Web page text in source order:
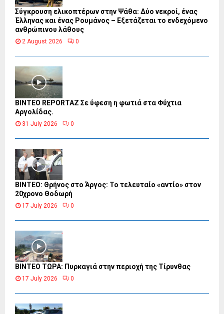
Σύγκρουση ελικοπτέρων στην Ψάθα: Δύο νεκροί, ένας
Έλληνας και ένας Ρουμάνος – Εξετάζεται το ενδεχόμενο
ανθρώπινου λάθους
2 August 2026 0
BINTEO REPORTAZ Σε ύφεση η φωτιά στα Φύχτια
Αργολίδας.
31 July 2026 0
ΒΙΝΤΕΟ: Θρήνος στο Άργος: Το τελευταίο «αντίο» στον
20χρονο Θοδωρή
17 July 2026 0
ΒΙΝΤΕΟ ΤΩΡΑ: Πυρκαγιά στην περιοχή της Τίρυνθας
17 July 2026 0